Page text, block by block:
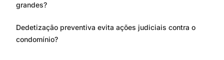
grandes?
Dedetização preventiva evita ações judiciais contra o
condomínio?